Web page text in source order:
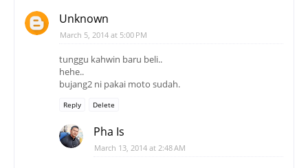
Unknown
March 5, 2014 at 5:00 PM
tunggu kahwin baru beli..
hehe..
bujang2 ni pakai moto sudah.
Reply Delete
Pha Is
March 13, 2014 at 2:48 AM